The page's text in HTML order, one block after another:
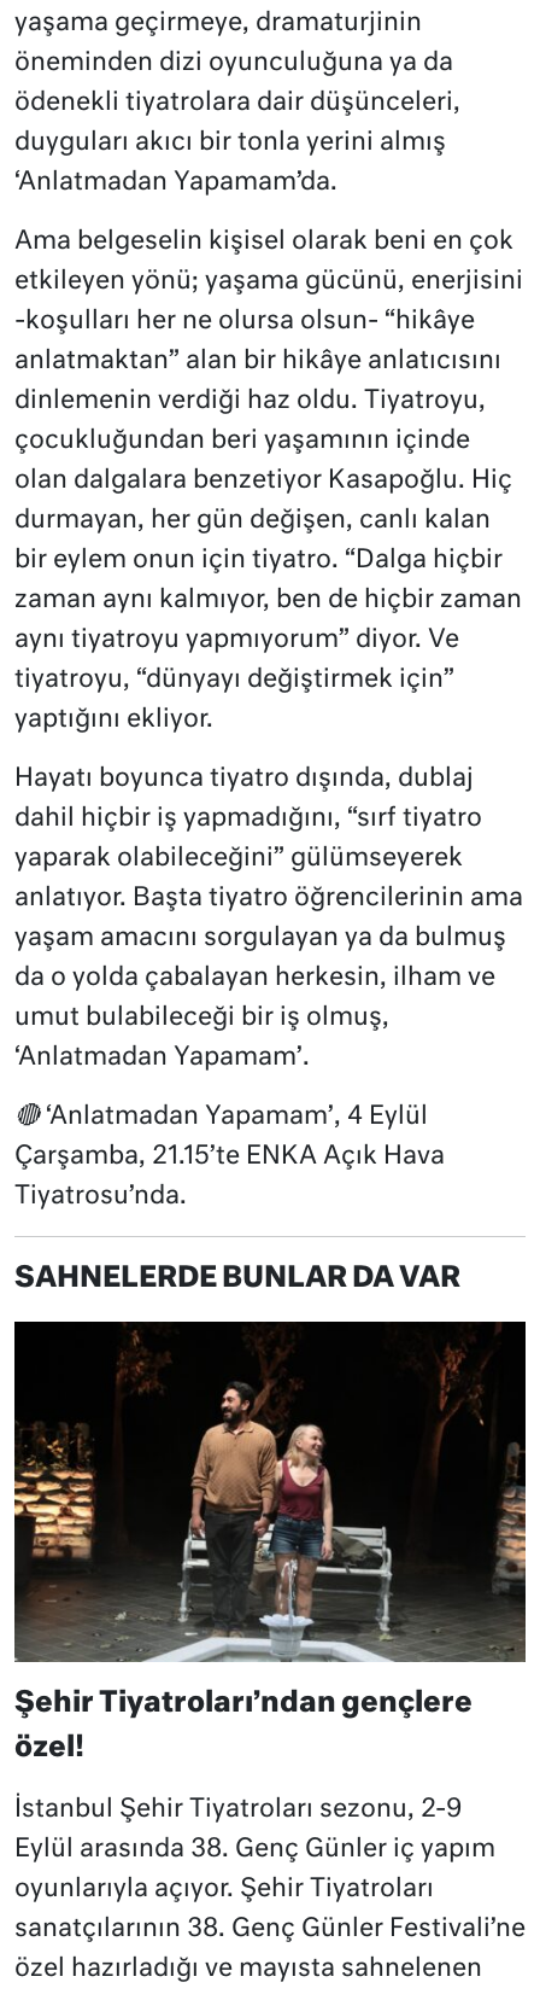
yaşama geçirmeye, dramaturjinin
öneminden dizi oyunculuğuna ya da
ödenekli tiyatrolara dair düşünceleri,
duyguları akıcı bir tonla yerini almış
‘Anlatmadan Yapamam’da.
Ama belgeselin kişisel olarak beni en çok
etkileyen yönü; yaşama gücünü, enerjisini
-koşulları her ne olursa olsun- “hikâye
anlatmaktan” alan bir hikâye anlatıcısını
dinlemenin verdiği haz oldu. Tiyatroyu,
çocukluğundan beri yaşamının içinde
olan dalgalara benzetiyor Kasapoğlu. Hiç
durmayan, her gün değişen, canlı kalan
bir eylem onun için tiyatro. “Dalga hiçbir
zaman aynı kalmıyor, ben de hiçbir zaman
aynı tiyatroyu yapmıyorum” diyor. Ve
tiyatroyu, “dünyayı değiştirmek için”
yaptığını ekliyor.
Hayatı boyunca tiyatro dışında, dublaj
dahil hiçbir iş yapmadığını, “sırf tiyatro
yaparak olabileceğini” gülümseyerek
anlatıyor. Başta tiyatro öğrencilerinin ama
yaşam amacını sorgulayan ya da bulmuş
da o yolda çabalayan herkesin, ilham ve
umut bulabileceği bir iş olmuş,
‘Anlatmadan Yapamam’.
🔴‘Anlatmadan Yapamam’, 4 Eylül
Çarşamba, 21.15’te ENKA Açık Hava
Tiyatrosu’nda.
SAHNELERDE BUNLAR DA VAR
Şehir Tiyatroları’ndan gençlere
özel!
İstanbul Şehir Tiyatroları sezonu, 2-9
Eylül arasında 38. Genç Günler iç yapım
oyunlarıyla açıyor. Şehir Tiyatroları
sanatçılarının 38. Genç Günler Festivali’ne
özel hazırladığı ve mayısta sahnelenen